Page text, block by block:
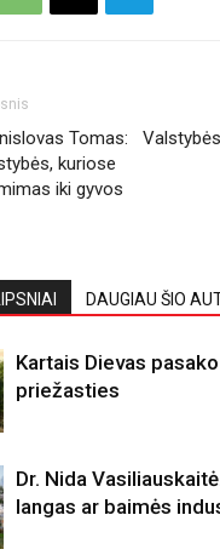
Tomas:
kuriose
iki gyvos
DAUGIAU ŠIO
Kartais Dievas
priežasties
Dr. Nida
langas ar baimės